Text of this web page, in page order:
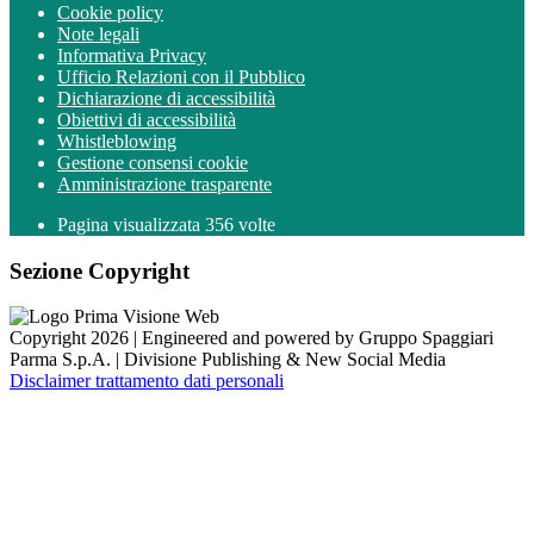
Cookie policy
Note legali
Informativa Privacy
Ufficio Relazioni con il Pubblico
Dichiarazione di accessibilità
Obiettivi di accessibilità
Whistleblowing
Gestione consensi cookie
Amministrazione trasparente
Pagina visualizzata 356 volte
Sezione Copyright
Copyright 2026 | Engineered and powered by Gruppo Spaggiari
Parma S.p.A. | Divisione Publishing & New Social Media
Disclaimer trattamento dati personali